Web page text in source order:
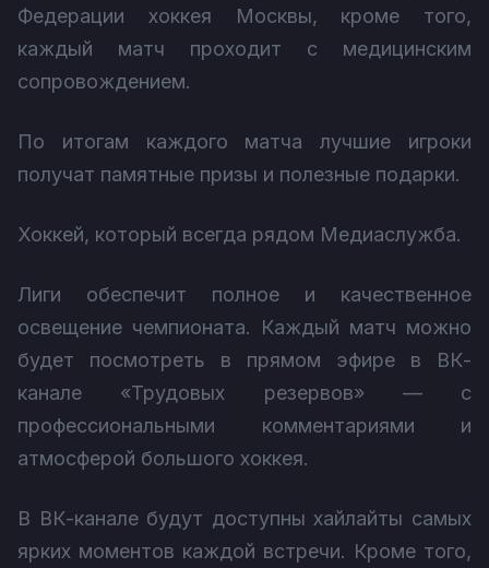
Федерации хоккея Москвы, кроме того,
каждый матч проходит с медицинским
сопровождением.
По итогам каждого матча лучшие игроки
получат памятные призы и полезные подарки.
Хоккей, который всегда рядом Медиаслужба.
Лиги обеспечит полное и качественное
освещение чемпионата. Каждый матч можно
будет посмотреть в прямом эфире в ВК-
канале «Трудовых резервов» — с
профессиональными комментариями и
атмосферой большого хоккея.
В ВК-канале будут доступны хайлайты самых
ярких моментов каждой встречи. Кроме того,